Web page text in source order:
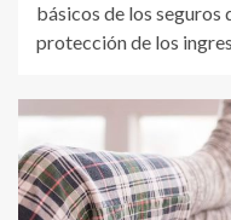
básicos de los seguros
protección de los